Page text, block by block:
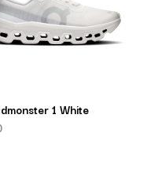
1 White